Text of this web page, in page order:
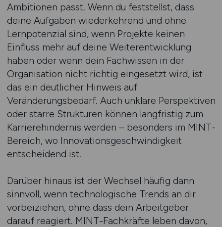
Ambitionen passt. Wenn du feststellst, dass
deine Aufgaben wiederkehrend und ohne
Lernpotenzial sind, wenn Projekte keinen
Einfluss mehr auf deine Weiterentwicklung
haben oder wenn dein Fachwissen in der
Organisation nicht richtig eingesetzt wird, ist
das ein deutlicher Hinweis auf
Veränderungsbedarf. Auch unklare Perspektiven
oder starre Strukturen können langfristig zum
Karrierehindernis werden – besonders im MINT-
Bereich, wo Innovationsgeschwindigkeit
entscheidend ist.
Darüber hinaus ist der Wechsel häufig dann
sinnvoll, wenn technologische Trends an dir
vorbeiziehen, ohne dass dein Arbeitgeber
darauf reagiert. MINT-Fachkräfte leben davon,